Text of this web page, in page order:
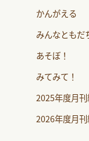
かんがえる
みんなともだ
あそぼ！
みてみて！
2025年度月刊
2026年度月刊